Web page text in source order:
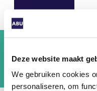
Deze website maakt
We gebruiken cookies
personaliseren, om